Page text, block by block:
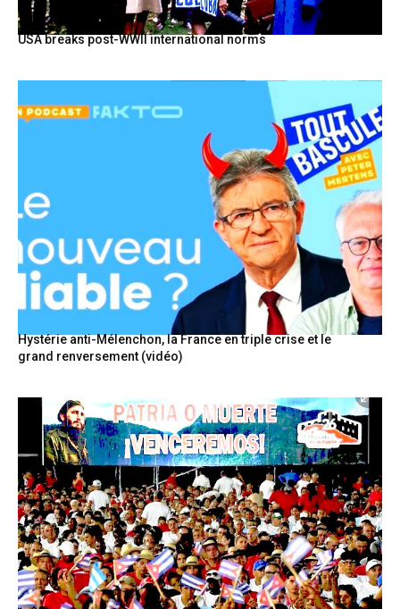
USA breaks post-WWII international norms
Hystérie anti-Mélenchon, la France en triple crise et le
grand renversement (vidéo)